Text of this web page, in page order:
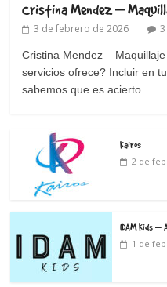
Cristina Mendez –
3 de febrero de 2026 3
Cristina Mendez –
servicios ofrece? Incluir en
sabemos que es acierto
Kairos
2 de
IDAM Kids –
1 de